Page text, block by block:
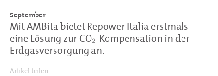
September
Mit AMBita bietet Repower Italia erstmals
eine Lösung zur CO₂-Kompensation in der
Erdgasversorgung an.
Artikel teilen